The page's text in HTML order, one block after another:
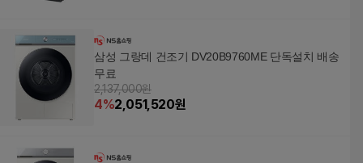
삼성 그랑데 건조기 DV20B9760ME 단독설치 배송
무료
2,137,000원
4%2,051,520원